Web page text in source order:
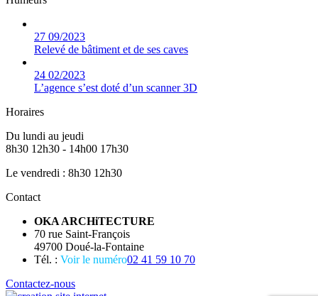
27 09/2023
Relevé de bâtiment et de ses caves
24 02/2023
L’agence s’est doté d’un scanner 3D
Horaires
Du lundi au jeudi
8h30 12h30 - 14h00 17h30
Le vendredi : 8h30 12h30
Contact
OKA ARCHiTECTURE
70 rue Saint-François
49700 Doué-la-Fontaine
Tél. : Voir le numéro02 41 59 10 70
Contactez-nous